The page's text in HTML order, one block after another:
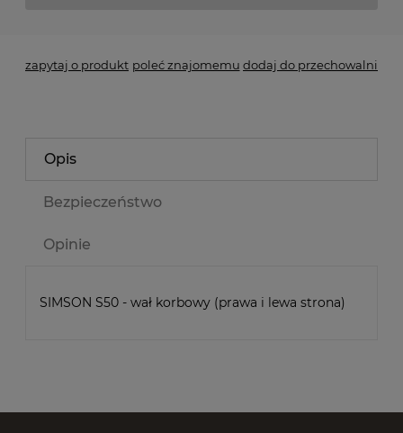
zapytaj o produkt poleć znajomemu dodaj do przechowalni
Opis
Bezpieczeństwo
Opinie
SIMSON S50 - wał korbowy (prawa i lewa strona)